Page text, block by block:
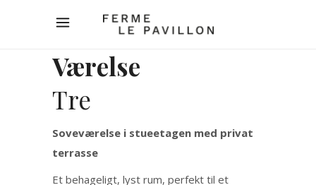
Værelse
Tre
Soveværelse i stueetagen med privat
terrasse
Et behageligt, lyst rum, perfekt til et